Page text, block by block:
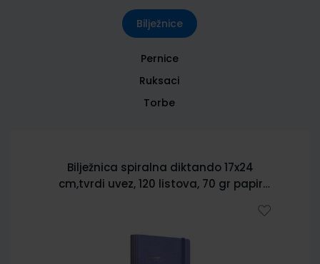
Bilježnice
Pernice
Ruksaci
Torbe
Bilježnica spiralna diktando 17x24
cm,tvrdi uvez, 120 listova, 70 gr papir